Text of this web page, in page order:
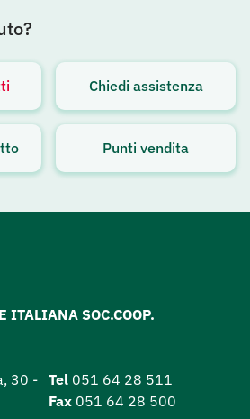
Chiedi assistenza
Punti vendita
ITALIANA SOC.COOP.
30 -
Tel 051 64 28 511
Fax 051 64 28 500